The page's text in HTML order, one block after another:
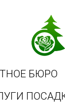
БЮРО